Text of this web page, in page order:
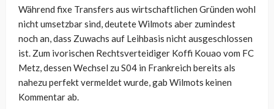
Während fixe Transfers aus wirtschaftlichen Gründen wohl
nicht umsetzbar sind, deutete Wilmots aber zumindest
noch an, dass Zuwachs auf Leihbasis nicht ausgeschlossen
ist. Zum ivorischen Rechtsverteidiger Koffi Kouao vom FC
Metz, dessen Wechsel zu S04 in Frankreich bereits als
nahezu perfekt vermeldet wurde, gab Wilmots keinen
Kommentar ab.